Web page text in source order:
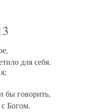
для себя.
бы говорить,
Богом.